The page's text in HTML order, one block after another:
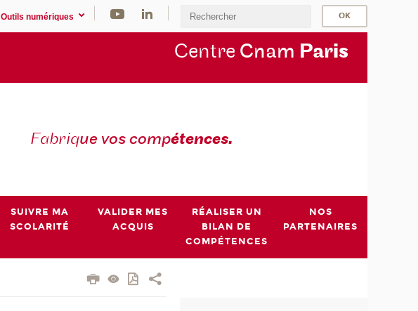
Outils numériques
Centre Cnam Paris
Fabrique vos compétences.
SUIVRE MA
SCOLARITÉ
VALIDER MES
ACQUIS
RÉALISER UN
BILAN DE
COMPÉTENCES
NOS
PARTENAIRES